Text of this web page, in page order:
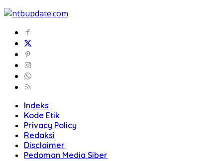
Indeks
Kode Etik
Privacy Policy
Redaksi
Disclaimer
Pedoman Media Siber